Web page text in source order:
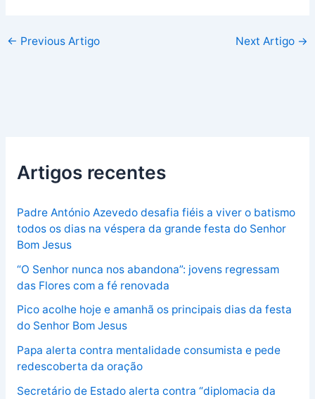
← Previous Artigo Next Artigo →
Artigos recentes
Padre António Azevedo desafia fiéis a viver o batismo
todos os dias na véspera da grande festa do Senhor
Bom Jesus
“O Senhor nunca nos abandona”: jovens regressam
das Flores com a fé renovada
Pico acolhe hoje e amanhã os principais dias da festa
do Senhor Bom Jesus
Papa alerta contra mentalidade consumista e pede
redescoberta da oração
Secretário de Estado alerta contra “diplomacia da